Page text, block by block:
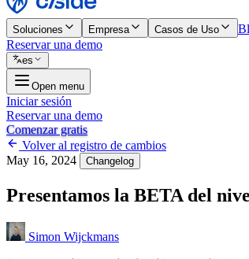
Soluciones Empresa Casos de Uso
Reservar una demo
es
Open menu
Iniciar sesión
Reservar una demo
Comenzar gratis
Volver al registro de cambios
May 16, 2024
Changelog
Presentamos la BETA del
Simon Wijckmans